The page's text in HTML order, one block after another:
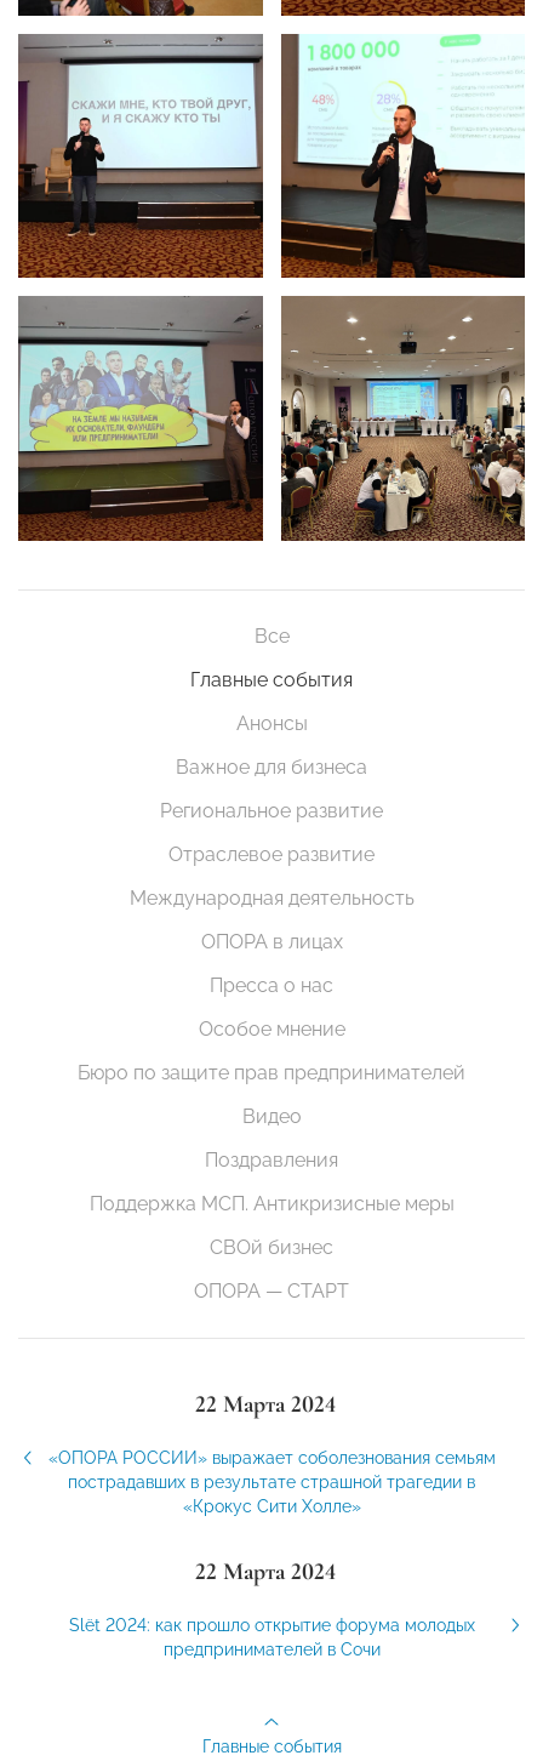
Все
Главные события
Анонсы
Важное для бизнеса
Региональное развитие
Отраслевое развитие
Международная деятельность
ОПОРА в лицах
Пресса о нас
Особое мнение
Бюро по защите прав предпринимателей
Видео
Поздравления
Поддержка МСП. Антикризисные меры
СВОй бизнес
ОПОРА — СТАРТ
22 Марта 2024
«ОПОРА РОССИИ» выражает соболезнования семьям
пострадавших в результате страшной трагедии в
«Крокус Сити Холле»
22 Марта 2024
Slёt 2024: как прошло открытие форума молодых
предпринимателей в Сочи
Главные события